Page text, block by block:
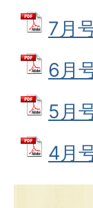
7月
6月
5月
4月